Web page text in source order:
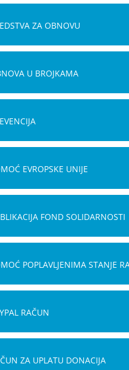
ZA OBNOVU
U BROJKAMA
EVROPSKE UNIJE
FOND SOLIDARNOSTI
POPLAVLJENIMA STANJE
RAČUN
ZA UPLATU DONACIJA